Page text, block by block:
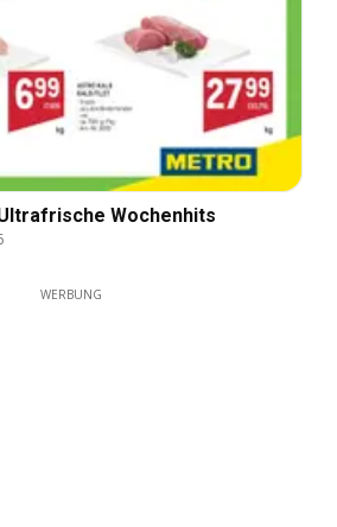
Wochenhits
WERBUNG